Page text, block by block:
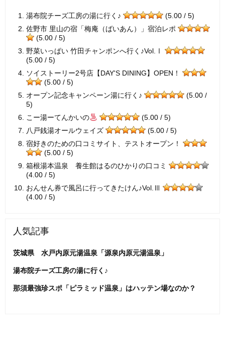
湯布院チーズ工房の湯に行く♪
(5.00 / 5)
佐野市 里山の宿「梅庵（ばいあん）」宿泊レポ
(5.00 / 5)
野菜いっぱい 竹田チャンポンへ行く♪Vol.Ⅰ
(5.00 / 5)
ソイストーリー2号店【DAY'S DINING】OPEN！
(5.00 / 5)
オープン記念キャンペーン湯に行く♪
(5.00 /
5)
こー湯ーてんかいの
(5.00 / 5)
八戸銭湯オールウェイズ
(5.00 / 5)
宿好きのための口コミサイト、テストオープン！
(5.00 / 5)
箱根湯本温泉 養生館はるのひかりの口コミ
(4.00 / 5)
おんせん券で風呂に行ってきたけん♪Vol.Ⅲ
(4.00 / 5)
人気記事
茨城県 水戸内原元湯温泉「源泉内原元湯温泉」
湯布院チーズ工房の湯に行く♪
那須最強珍スポ「ピラミッド温泉」はハッテン場なのか？